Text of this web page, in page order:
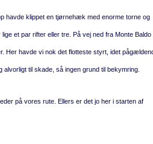
havde klippet en tjørnehæk med enorme torne og
et par rifter eller tre. På vej ned fra Monte Baldo
Her havde vi nok det flotteste styrt, idet
til skade, så ingen grund til bekymring.
på vores rute. Ellers er det jo her i starten af